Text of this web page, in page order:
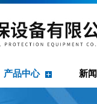
产品中心 新